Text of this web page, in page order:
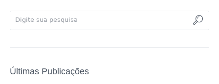
Últimas Publicações